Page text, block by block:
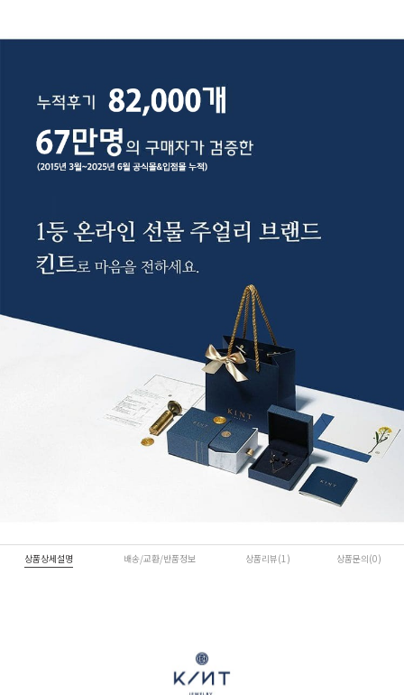
상품상세설명 배송/교환/반품정보 상품리뷰(1) 상품문의(0)